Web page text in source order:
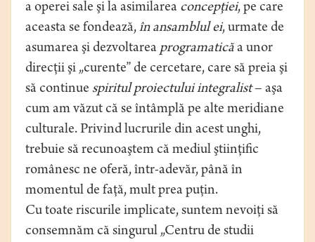
a operei sale şi la asimilarea concepţiei, pe care
aceasta se fondează,în ansamblul ei, urmate de
asumarea şi dezvoltarea programaticăa unor
direcţii şi „curente” de cercetare, care să preia şi
să continue spiritul proiectului integralist– aşa
cum am văzut că se întâmplă pe alte meridiane
culturale. Privind lucrurile din acest unghi,
trebuie să recunoaştem că mediul ştiinţific
românesc ne oferă, într-adevăr, până în
momentul de faţă, mult prea puţin.
Cu toate riscurile implicate, suntem nevoiţi să
consemnăm că singurul „Centru de studii